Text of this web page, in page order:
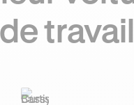
travail